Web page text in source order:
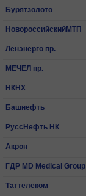
Бурятзолото
НовороссийскийМТП
Ленэнерго пр.
МЕЧЕЛ пр.
НКНХ
Башнефть
РуссНефть НК
Акрон
Таттелеком